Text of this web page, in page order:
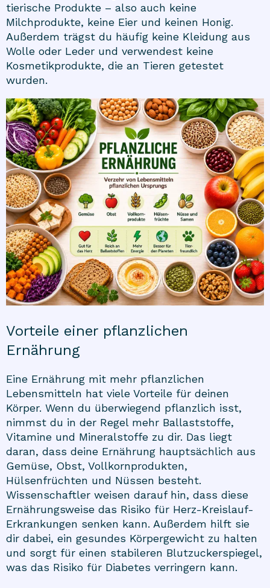
tierische Produkte – also auch keine
Milchprodukte, keine Eier und keinen Honig.
Außerdem trägst du häufig keine Kleidung aus
Wolle oder Leder und verwendest keine
Kosmetikprodukte, die an Tieren getestet
wurden.
Vorteile einer pflanzlichen
Ernährung
Eine Ernährung mit mehr pflanzlichen
Lebensmitteln hat viele Vorteile für deinen
Körper. Wenn du überwiegend pflanzlich isst,
nimmst du in der Regel mehr Ballaststoffe,
Vitamine und Mineralstoffe zu dir. Das liegt
daran, dass deine Ernährung hauptsächlich aus
Gemüse, Obst, Vollkornprodukten,
Hülsenfrüchten und Nüssen besteht.
Wissenschaftler weisen darauf hin, dass diese
Ernährungsweise das Risiko für Herz-Kreislauf-
Erkrankungen senken kann. Außerdem hilft sie
dir dabei, ein gesundes Körpergewicht zu halten
und sorgt für einen stabileren Blutzuckerspiegel,
was das Risiko für Diabetes verringern kann.